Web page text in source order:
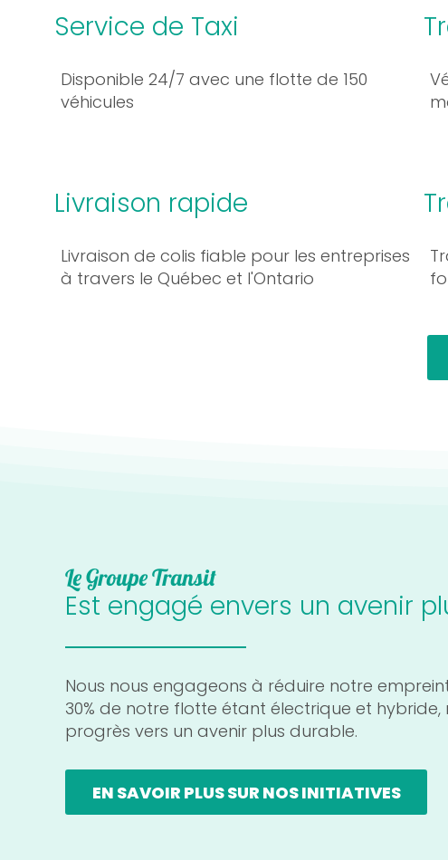
Service de Taxi
Disponible 24/7 avec une flotte de 150
véhicules
Livraison rapide
Livraison de colis fiable pour les entreprises
à travers le Québec et l'Ontario
Le Groupe Transit
Est engagé envers un avenir
Nous nous engageons à réduire notre
30% de notre flotte étant électrique et hybride,
progrès vers un avenir plus durable.
EN SAVOIR PLUS SUR NOS INITIATIVES